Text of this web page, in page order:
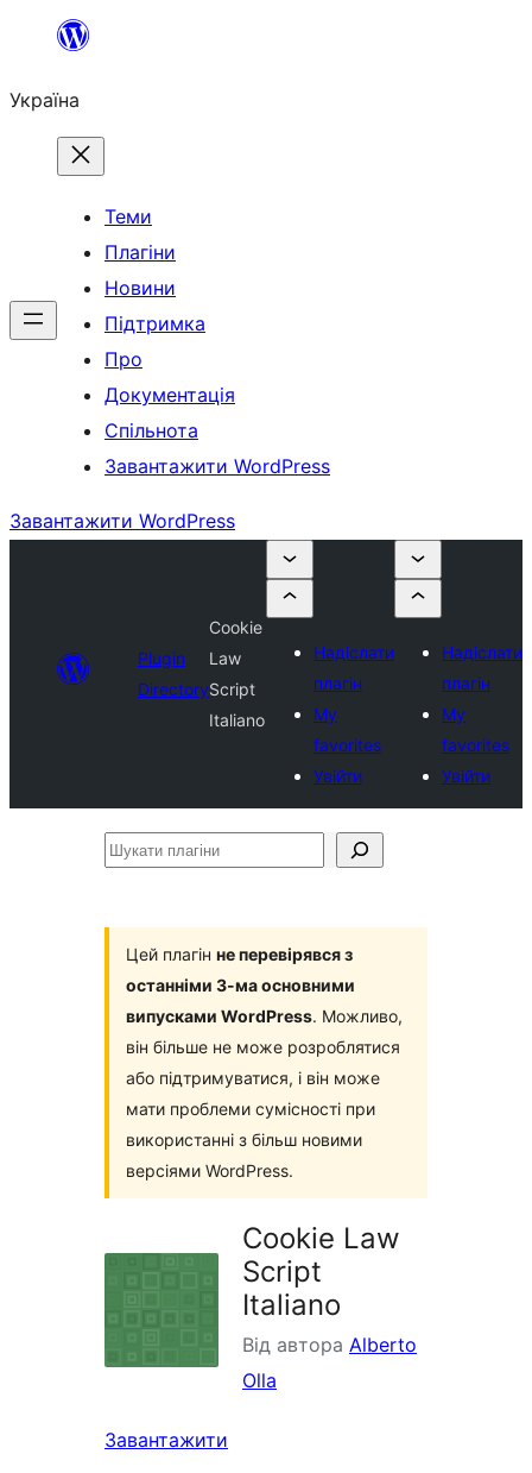
Перейти
вмісту
Україна
Теми
Плагіни
Новини
Підтримка
Про
Документація
Спільнота
Завантажити WordPress
Завантажити WordPress
Plugin
Directory
Cookie
Law
Script
Italiano
Надіслати
плагін
My
favorites
Увійти
Надіслати
плагін
My
favorites
Увійти
Шукати
Цей плагін не перевірявся з
останніми 3-ма основними
випусками WordPress. Можливо,
він більше не може розроблятися
або підтримуватися, і він може
мати проблеми сумісності при
використанні з більш новими
версіями WordPress.
Cookie Law
Script
Italiano
Від автора Alberto
Olla
Завантажити